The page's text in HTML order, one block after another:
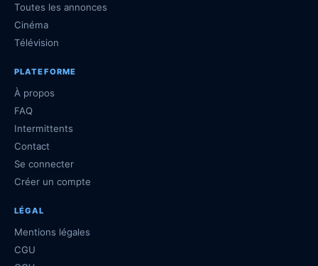
Toutes les annonces
Cinéma
Télévision
PLATEFORME
À propos
FAQ
Intermittents
Contact
Se connecter
Créer un compte
LÉGAL
Mentions légales
CGU